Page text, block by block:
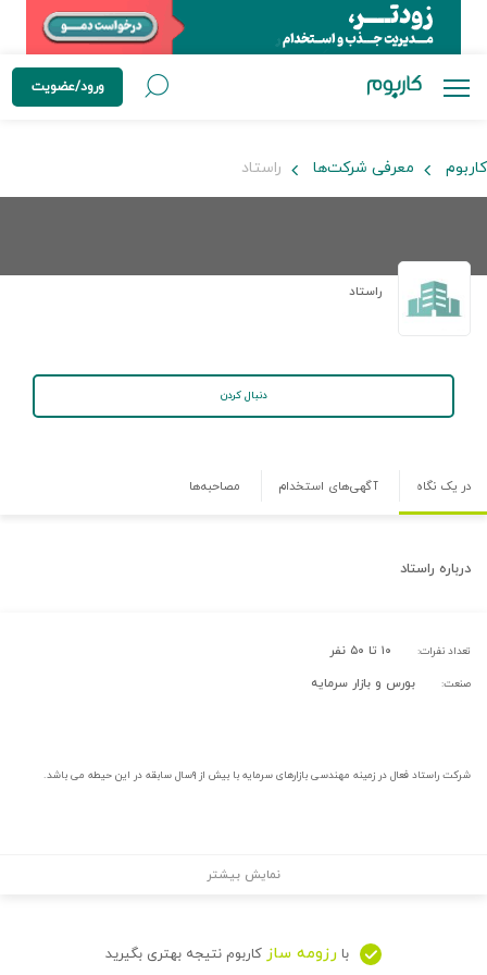
ورود/عضویت
کاربوم معرفی شرکت‌ها راستاد
راستاد
دنبال کردن
در یک نگاه آگهی‌های استخدام مصاحبه‌ها
درباره راستاد
تعداد نفرات: ۱۰ تا ۵۰ نفر
صنعت: بورس و بازار سرمایه
شرکت راستاد فعال در زمینه مهندسی بازارهای سرمایه با بیش از ۹سال سابقه در این حیطه می باشد.
نمایش بیشتر
با رزومه ساز کاربوم نتیجه بهتری بگیرید